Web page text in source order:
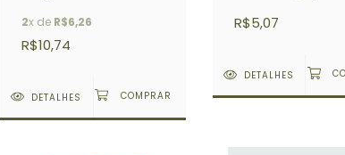
2x de R$6,26
R$10,74
DETALHES
R$5,07
DETALHES